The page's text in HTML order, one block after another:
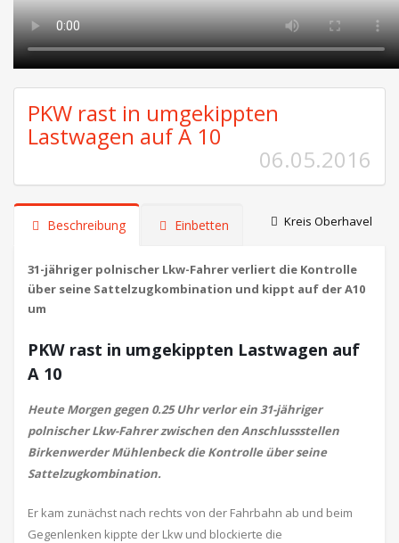
PKW rast in umgekippten
Lastwagen auf A 10
06.05.2016
Beschreibung Einbetten Kreis Oberhavel
31-jähriger polnischer Lkw-Fahrer verliert die Kontrolle
über seine Sattelzugkombination und kippt auf der A10
um
PKW rast in umgekippten Lastwagen auf
A 10
Heute Morgen gegen 0.25 Uhr verlor ein 31-jähriger
polnischer Lkw-Fahrer zwischen den Anschlussstellen
Birkenwerder Mühlenbeck die Kontrolle über seine
Sattelzugkombination.
Er kam zunächst nach rechts von der Fahrbahn ab und beim
Gegenlenken kippte der Lkw und blockierte die